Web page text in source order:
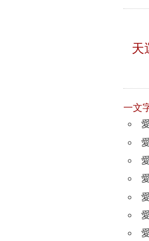
天
一文